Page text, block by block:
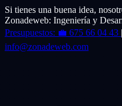
Si tienes una buena idea,
Zonadeweb: Ingeniería y
Presupuestos: 💼 675 66 04 43 |
info@zonadeweb.com